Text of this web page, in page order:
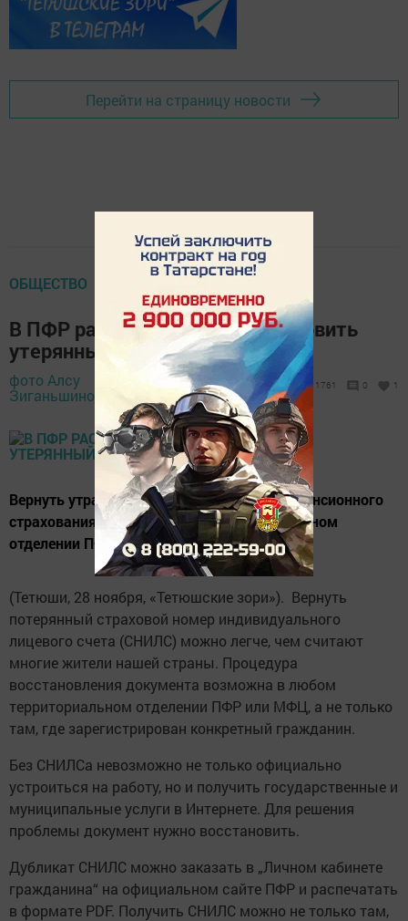
Перейти на страницу новости
ОБЩЕСТВО
В ПФР рассказали, как восстановить
утерянный СНИЛС
фото Алсу
Зиганьшиной,
28 ноября 2018 -
06:48
1761 0 1
Вернуть утраченную «зеленую карточку» пенсионного
страхования можно в любом территориальном
отделении ПФР или МФЦ.
(Тетюши, 28 ноября, «Тетюшские зори»). Вернуть
потерянный страховой номер индивидуального
лицевого счета (СНИЛС) можно легче, чем считают
многие жители нашей страны. Процедура
восстановления документа возможна в любом
территориальном отделении ПФР или МФЦ, а не только
там, где зарегистрирован конкретный гражданин.
Без СНИЛСа невозможно не только официально
устроиться на работу, но и получить государственные и
муниципальные услуги в Интернете. Для решения
проблемы документ нужно восстановить.
Дубликат СНИЛС можно заказать в „Личном кабинете
гражданина“ на официальном сайте ПФР и распечатать
в формате PDF. Получить СНИЛС можно не только там,